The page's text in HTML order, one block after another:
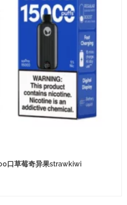
口草莓奇异果strawkiwi